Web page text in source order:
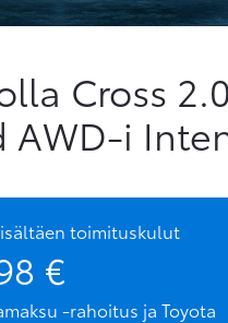
Cross 2.0
AWD-i
toimituskulut
€
-rahoitus ja Toyota